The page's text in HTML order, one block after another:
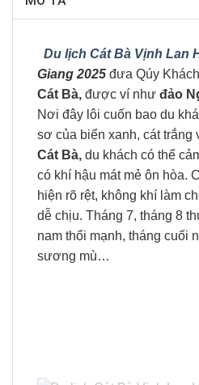
Du lịch Cát Bà Vịnh Lan
Giang 2025 đưa Qúy
Cát Bà, được ví như đảo
Nơi đây lôi cuốn bao du
sơ của biển xanh, cát trắng
Cát Bà, du khách có thể
có khí hậu mát mẻ ôn hòa.
hiện rõ rệt, không khí làm
dễ chịu. Tháng 7, tháng 8
nam thổi mạnh, tháng cuối
sương mù…